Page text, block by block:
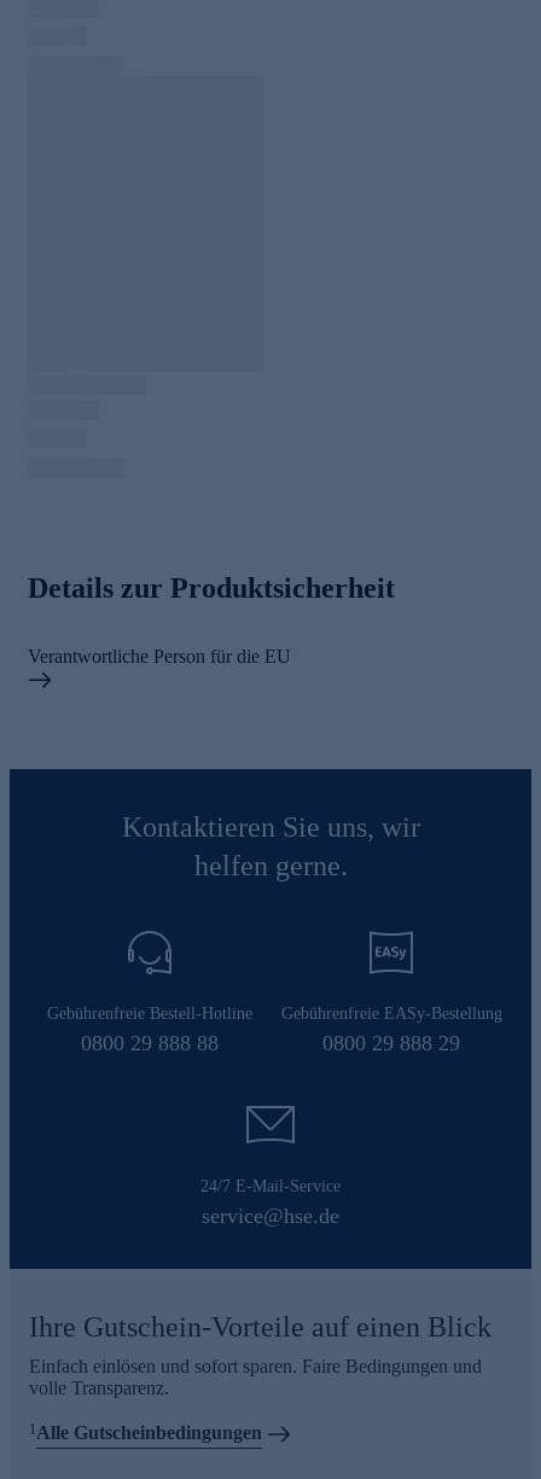
Details zur Produktsicherheit
Verantwortliche Person für die EU
Kontaktieren Sie uns, wir
helfen gerne.
Gebührenfreie Bestell-Hotline
0800 29 888 88
Gebührenfreie EASy-Bestellung
0800 29 888 29
24/7 E-Mail-Service
service@hse.de
Ihre Gutschein-Vorteile auf einen Blick
Einfach einlösen und sofort sparen. Faire Bedingungen und
volle Transparenz.
1 Alle Gutscheinbedingungen